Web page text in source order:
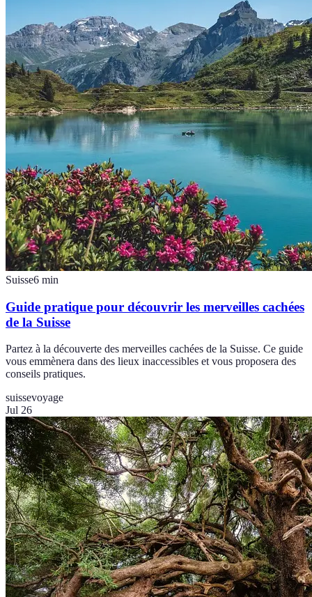
Suisse6 min
Guide pratique pour découvrir les merveilles cachées
de la Suisse
Partez à la découverte des merveilles cachées de la Suisse. Ce guide
vous emmènera dans des lieux inaccessibles et vous proposera des
conseils pratiques.
suissevoyage
Jul 26